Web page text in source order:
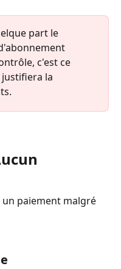
part le
c'est ce
la
paiement malgré